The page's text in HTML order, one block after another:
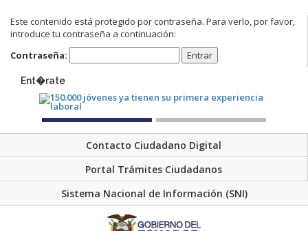
Este contenido está protegido por contraseña. Para verlo, por favor,
introduce tu contraseña a continuación:
Contraseña:
Ent�rate
Contacto Ciudadano Digital
Portal Trámites Ciudadanos
Sistema Nacional de Información (SNI)